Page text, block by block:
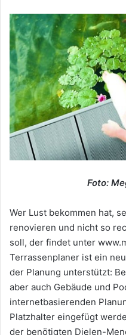
Foto:
Wer Lust bekommen hat,
renovieren und nicht so
soll, der findet unter
Terrassenplaner ist ein
der Planung unterstützt:
aber auch Gebäude und
internetbasierenden
Platzhalter eingefügt
der benötigten Dielen-